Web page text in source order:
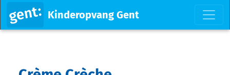
Kinderopvang Gent